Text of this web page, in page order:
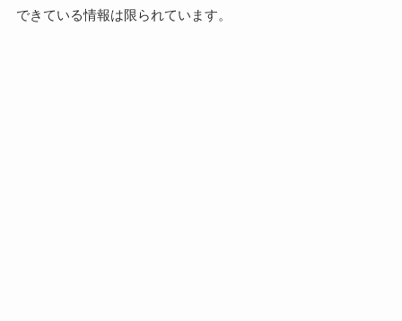
できている情報は限られています。